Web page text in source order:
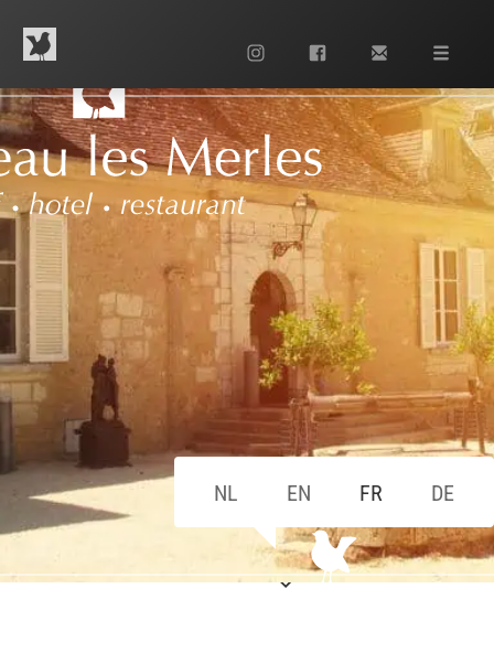
NL EN FR DE
Contactez nous
0553 63 13 42